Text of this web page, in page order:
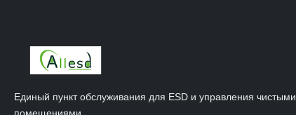
Единый пункт обслуживания для ESD и управления чистыми